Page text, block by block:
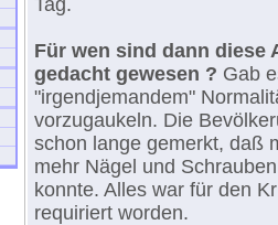
Tag.
Für wen sind dann diese
gedacht gewesen ? Gab
"irgendjemandem"
vorzugaukeln. Die
schon lange gemerkt, daß
mehr Nägel und
konnte. Alles war für den
requiriert worden.